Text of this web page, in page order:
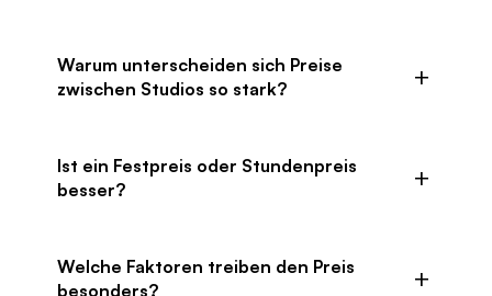
200 Euro, abhängig von Linienaufwand,
Platzierung und Mindestpreis des Studios.
Warum unterscheiden sich Preise
zwischen Studios so stark?
Nachfrage, Stil-Spezialisierung, Standort und
die benötigte Sitzungsdauer.
Ist ein Festpreis oder Stundenpreis
besser?
Motive ist ein Festpreis oft gut planbar, bei
Welche Faktoren treiben den Preis
besonders?